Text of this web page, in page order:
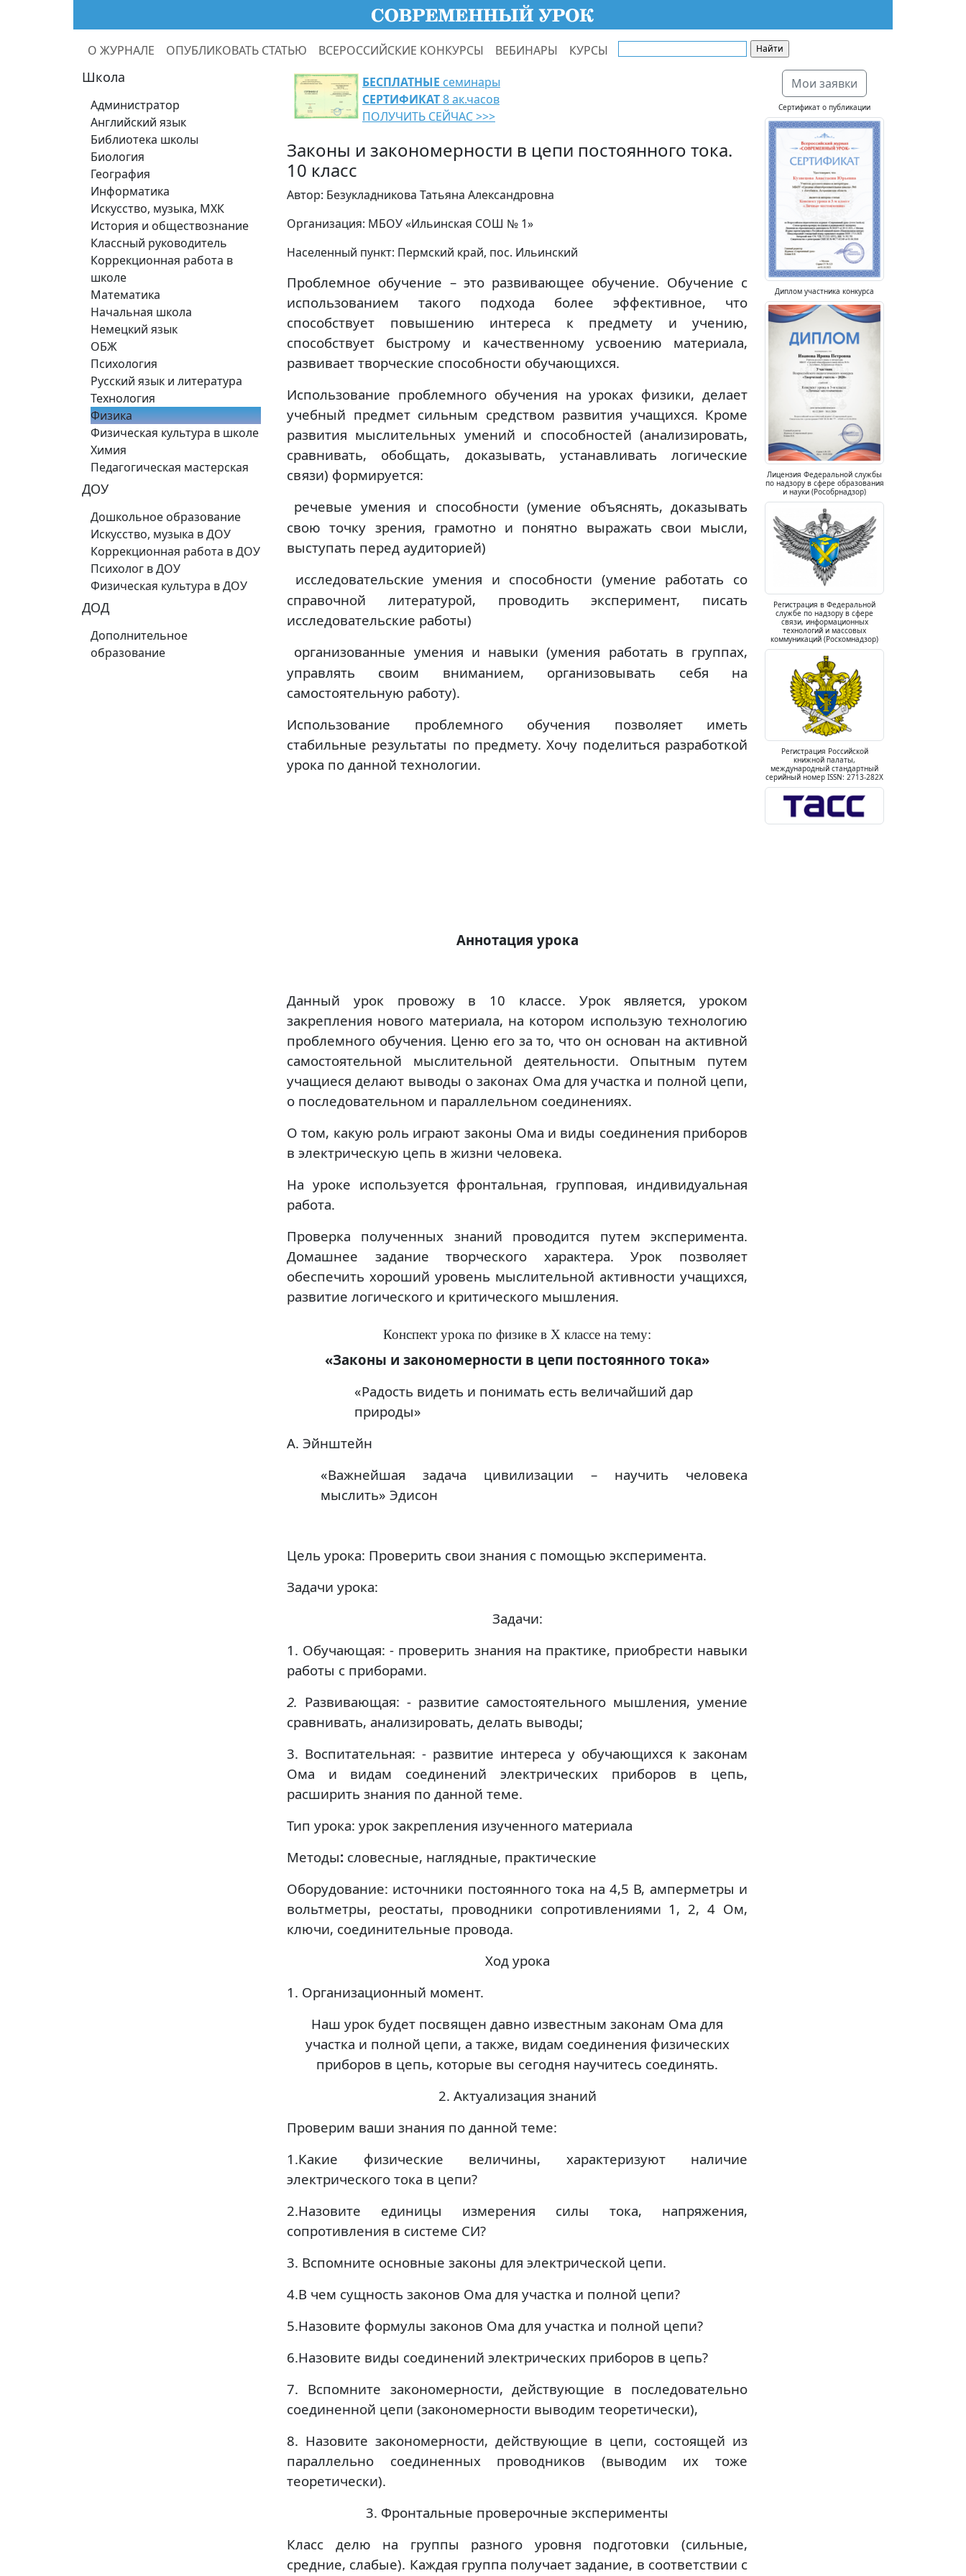
О ЖУРНАЛЕ ОПУБЛИКОВАТЬ СТАТЬЮ ВСЕРОССИЙСКИЕ КОНКУРСЫ ВЕБИНАРЫ КУРСЫ
Школа
Администратор
Английский язык
Библиотека школы
Биология
География
Информатика
Искусство, музыка, МХК
История и обществознание
Классный руководитель
Коррекционная работа в
школе
Математика
Начальная школа
Немецкий язык
ОБЖ
Психология
Русский язык и литература
Технология
Физика
Физическая культура в школе
Химия
Педагогическая мастерская
ДОУ
Дошкольное образование
Искусство, музыка в ДОУ
Коррекционная работа в ДОУ
Психолог в ДОУ
Физическая культура в ДОУ
ДОД
Дополнительное
образование
БЕСПЛАТНЫЕ семинары
СЕРТИФИКАТ8 ак.часов
ПОЛУЧИТЬ СЕЙЧАС >>>
Законы и закономерности в цепи постоянного тока.
10 класс
Автор: Безукладникова Татьяна Александровна
Организация: МБОУ «Ильинская СОШ № 1»
Населенный пункт: Пермский край, пос. Ильинский
Проблемное обучение – это развивающее обучение. Обучение с
использованием такого подхода более эффективное, что
способствует повышению интереса к предмету и учению,
способствует быстрому и качественному усвоению материала,
развивает творческие способности обучающихся.
Использование проблемного обучения на уроках физики, делает
учебный предмет сильным средством развития учащихся. Кроме
развития мыслительных умений и способностей (анализировать,
сравнивать, обобщать, доказывать, устанавливать логические
связи) формируется:
речевые умения и способности (умение объяснять, доказывать
свою точку зрения, грамотно и понятно выражать свои мысли,
выступать перед аудиторией)
исследовательские умения и способности (умение работать со
справочной литературой, проводить эксперимент, писать
исследовательские работы)
организованные умения и навыки (умения работать в группах,
управлять своим вниманием, организовывать себя на
самостоятельную работу).
Использование проблемного обучения позволяет иметь
стабильные результаты по предмету. Хочу поделиться разработкой
урока по данной технологии.
Аннотация урока
Данный урок провожу в 10 классе. Урок является, уроком
закрепления нового материала, на котором использую технологию
проблемного обучения. Ценю его за то, что он основан на активной
самостоятельной мыслительной деятельности. Опытным путем
учащиеся делают выводы о законах Ома для участка и полной цепи,
о последовательном и параллельном соединениях.
О том, какую роль играют законы Ома и виды соединения приборов
в электрическую цепь в жизни человека.
На уроке используется фронтальная, групповая, индивидуальная
работа.
Проверка полученных знаний проводится путем эксперимента.
Домашнее задание творческого характера. Урок позволяет
обеспечить хороший уровень мыслительной активности учащихся,
развитие логического и критического мышления.
Конспект урока по физике в X классе на тему:
«Законы и закономерности в цепи постоянного тока»
«Радость видеть и понимать есть величайший дар
природы»
А. Эйнштейн
«Важнейшая задача цивилизации – научить человека
мыслить» Эдисон
Цель урока: Проверить свои знания с помощью эксперимента.
Задачи урока:
Задачи:
1. Обучающая: - проверить знания на практике, приобрести навыки
работы с приборами.
2. Развивающая: - развитие самостоятельного мышления, умение
сравнивать, анализировать, делать выводы;
3. Воспитательная: - развитие интереса у обучающихся к законам
Ома и видам соединений электрических приборов в цепь,
расширить знания по данной теме.
Тип урока: урок закрепления изученного материала
Методы: словесные, наглядные, практические
Оборудование: источники постоянного тока на 4,5 В, амперметры и
вольтметры, реостаты, проводники сопротивлениями 1, 2, 4 Ом,
ключи, соединительные провода.
Ход урока
1. Организационный момент.
Наш урок будет посвящен давно известным законам Ома для
участка и полной цепи, а также, видам соединения физических
приборов в цепь, которые вы сегодня научитесь соединять.
2. Актуализация знаний
Проверим ваши знания по данной теме:
1.Какие физические величины, характеризуют наличие
электрического тока в цепи?
2.Назовите единицы измерения силы тока, напряжения,
сопротивления в системе СИ?
3. Вспомните основные законы для электрической цепи.
4.В чем сущность законов Ома для участка и полной цепи?
5.Назовите формулы законов Ома для участка и полной цепи?
6.Назовите виды соединений электрических приборов в цепь?
7. Вспомните закономерности, действующие в последовательно
соединенной цепи (закономерности выводим теоретически),
8. Назовите закономерности, действующие в цепи, состоящей из
параллельно соединенных проводников (выводим их тоже
теоретически).
3. Фронтальные проверочные эксперименты
Класс делю на группы разного уровня подготовки (сильные,
средние, слабые). Каждая группа получает задание, в соответствии с
Мои заявки
Сертификат о публикации
Диплом участника конкурса
Лицензия Федеральной службы
по надзору в сфере образования
и науки (Рособрнадзор)
Регистрация в Федеральной
службе по надзору в сфере
связи, информационных
технологий и массовых
коммуникаций (Роскомнадзор)
Регистрация Российской
книжной палаты,
международный стандартный
серийный номер ISSN: 2713-282X